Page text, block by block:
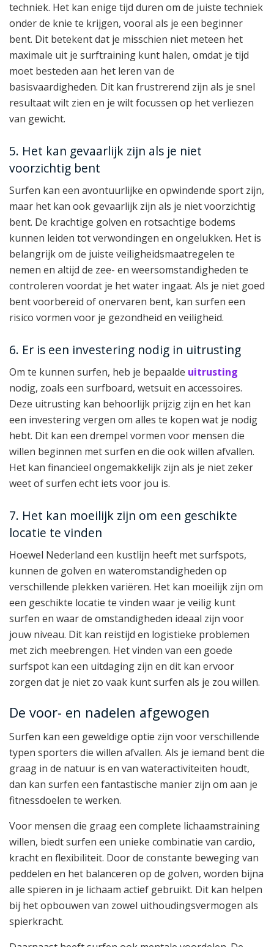
techniek. Het kan enige tijd duren om de juiste techniek
onder de knie te krijgen, vooral als je een beginner
bent. Dit betekent dat je misschien niet meteen het
maximale uit je surftraining kunt halen, omdat je tijd
moet besteden aan het leren van de
basisvaardigheden. Dit kan frustrerend zijn als je snel
resultaat wilt zien en je wilt focussen op het verliezen
van gewicht.
5. Het kan gevaarlijk zijn als je niet
voorzichtig bent
Surfen kan een avontuurlijke en opwindende sport zijn,
maar het kan ook gevaarlijk zijn als je niet voorzichtig
bent. De krachtige golven en rotsachtige bodems
kunnen leiden tot verwondingen en ongelukken. Het is
belangrijk om de juiste veiligheidsmaatregelen te
nemen en altijd de zee- en weersomstandigheden te
controleren voordat je het water ingaat. Als je niet goed
bent voorbereid of onervaren bent, kan surfen een
risico vormen voor je gezondheid en veiligheid.
6. Er is een investering nodig in uitrusting
Om te kunnen surfen, heb je bepaalde uitrusting
nodig, zoals een surfboard, wetsuit en accessoires.
Deze uitrusting kan behoorlijk prijzig zijn en het kan
een investering vergen om alles te kopen wat je nodig
hebt. Dit kan een drempel vormen voor mensen die
willen beginnen met surfen en die ook willen afvallen.
Het kan financieel ongemakkelijk zijn als je niet zeker
weet of surfen echt iets voor jou is.
7. Het kan moeilijk zijn om een geschikte
locatie te vinden
Hoewel Nederland een kustlijn heeft met surfspots,
kunnen de golven en wateromstandigheden op
verschillende plekken variëren. Het kan moeilijk zijn om
een geschikte locatie te vinden waar je veilig kunt
surfen en waar de omstandigheden ideaal zijn voor
jouw niveau. Dit kan reistijd en logistieke problemen
met zich meebrengen. Het vinden van een goede
surfspot kan een uitdaging zijn en dit kan ervoor
zorgen dat je niet zo vaak kunt surfen als je zou willen.
De voor- en nadelen afgewogen
Surfen kan een geweldige optie zijn voor verschillende
typen sporters die willen afvallen. Als je iemand bent die
graag in de natuur is en van wateractiviteiten houdt,
dan kan surfen een fantastische manier zijn om aan je
fitnessdoelen te werken.
Voor mensen die graag een complete lichaamstraining
willen, biedt surfen een unieke combinatie van cardio,
kracht en flexibiliteit. Door de constante beweging van
peddelen en het balanceren op de golven, worden bijna
alle spieren in je lichaam actief gebruikt. Dit kan helpen
bij het opbouwen van zowel uithoudingsvermogen als
spierkracht.